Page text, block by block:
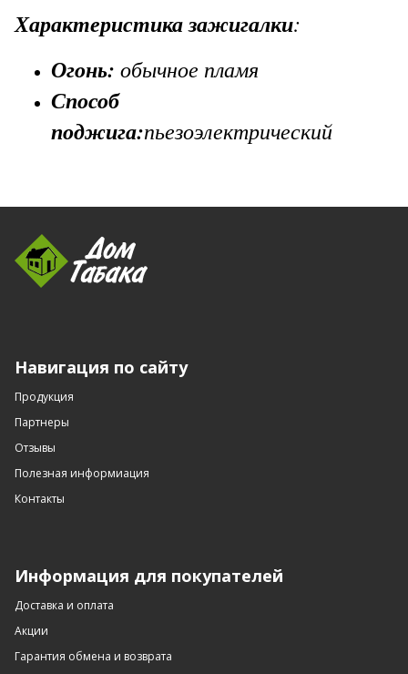
Характеристика зажигалки:
Огонь: обычное пламя
Способ
поджига:пьезоэлектрический
Навигация по сайту
Продукция
Партнеры
Отзывы
Полезная информиация
Контакты
Информация для покупателей
Доставка и оплата
Акции
Гарантия обмена и возврата